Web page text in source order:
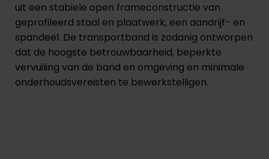
uit een stabiele open frameconstructie van
geprofileerd staal en plaatwerk, een aandrijf- en
spandeel. De transportband is zodanig ontworpen
dat de hoogste betrouwbaarheid, beperkte
vervuiling van de band en omgeving en minimale
onderhoudsvereisten te bewerkstelligen.